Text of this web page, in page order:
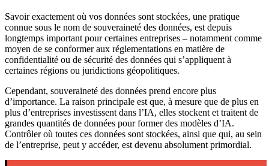
Savoir exactement où vos données sont stockées, une pratique
connue sous le nom de souveraineté des données, est depuis
longtemps important pour certaines entreprises – notamment comme
moyen de se conformer aux réglementations en matière de
confidentialité ou de sécurité des données qui s’appliquent à
certaines régions ou juridictions géopolitiques.
Cependant, souveraineté des données prend encore plus
d’importance. La raison principale est que, à mesure que de plus en
plus d’entreprises investissent dans l’IA, elles stockent et traitent de
grandes quantités de données pour former des modèles d’IA.
Contrôler où toutes ces données sont stockées, ainsi que qui, au sein
de l’entreprise, peut y accéder, est devenu absolument primordial.